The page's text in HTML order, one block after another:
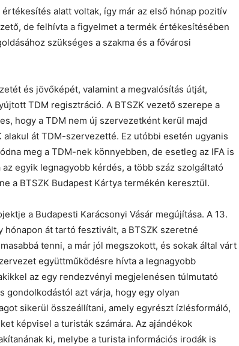
alatt voltak, így már az első hónap pozitív
de felhívta a figyelmet a termék értékesítésében
szükséges a szakma és a fővárosi
és jövőképét, valamint a megvalósítás útját,
TDM regisztráció. A BTSZK vezető szerepe a
hogy a TDM nem új szervezetként kerül majd
át TDM-szervezetté. Ez utóbbi esetén ugyanis
meg a TDM-nek könnyebben, de esetleg az IFA is
egyik legnagyobb kérdés, a több száz szolgáltató
a BTSZK Budapest Kártya termékén keresztül.
a Budapesti Karácsonyi Vásár megújítása. A 13.
át tartó fesztivált, a BTSZK szeretné
tenni, a már jól megszokott, és sokak által várt
együttműködésre hívta a legnagyobb
az egy rendezvényi megjelenésen túlmutató
gondolkodástól azt várja, hogy egy olyan
sikerül összeállítani, amely egyrészt ízlésformáló,
képvisel a turisták számára. Az ajándékok
ki, melybe a turista információs irodák is